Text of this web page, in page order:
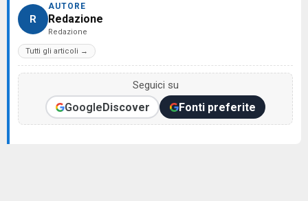
R
AUTORE
Redazione
Redazione
Tutti gli articoli →
Seguici su
GoogleDiscover Fonti preferite